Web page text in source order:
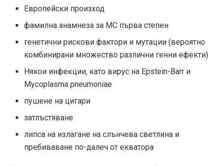
Европейски произход
фамилна анамнеза за МС първа степен
генетични рискови фактори и мутации (вероятно
комбинирани множество различни генни ефекти)
Някои инфекции, като вирус на Epstein-Barr и
Mycoplasma pneumoniae
пушене на цигари
затлъстяване
липса на излагане на слънчева светлина и
пребиваване по-далеч от екватора